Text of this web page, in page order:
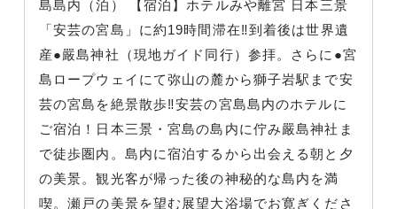
島島内（泊） 【宿泊】ホテルみや離宮 日本三景
「安芸の宮島」に約19時間滞在‼到着後は世界遺
産●嚴島神社（現地ガイド同行）参拝。さらに●宮
島ロープウェイにて弥山の麓から獅子岩駅まで安
芸の宮島を絶景散歩‼安芸の宮島島内のホテルに
ご宿泊！日本三景・宮島の島内に佇み嚴島神社ま
で徒歩圏内。島内に宿泊するから出会える朝と夕
の美景。観光客が帰った後の神秘的な島内を満
喫。瀬戸の美景を望む展望大浴場でお寛ぎくださ